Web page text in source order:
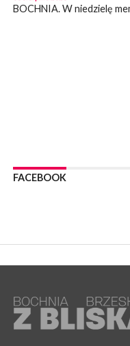
BOCHNIA. W niedzielę
06 sierpnia 2026
POWIAT BRZESKI. W
LIPNICA MUROWANA.
KULTURA
FACEBOOK